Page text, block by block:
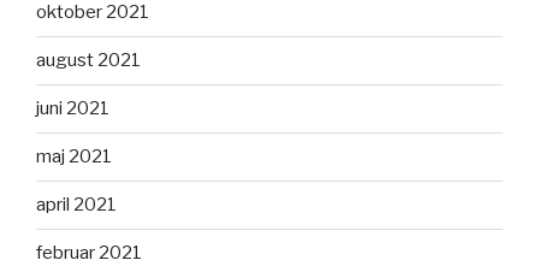
oktober 2021
august 2021
juni 2021
maj 2021
april 2021
februar 2021